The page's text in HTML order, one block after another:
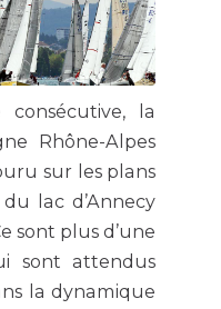
la
Rhône-Alpes
sur les plans
lac d’Annecy
sont plus d’une
sont attendus
la dynamique